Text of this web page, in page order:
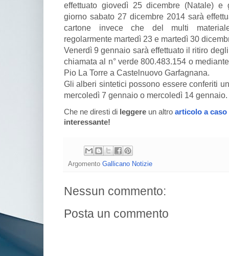
effettuato giovedì 25 dicembre (Natale)
giorno sabato 27 dicembre 2014 sarà
cartone invece che del multi
regolarmente martedì 23 e martedì 30
Venerdì 9 gennaio sarà effettuato il ritiro
chiamata al n° verde 800.483.154 o
Pio La Torre a Castelnuovo Garfagnana.
Gli alberi sintetici possono essere conferiti
mercoledì 7 gennaio o mercoledì 14 gennaio.
Che ne diresti di leggere un altro articolo a caso
interessante!
Argomento Gallicano Notizie
Nessun commento:
Posta un commento